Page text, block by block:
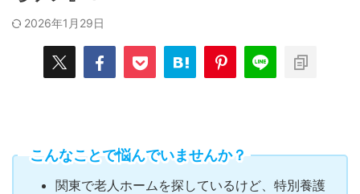
2026年1月29日
こんなことで悩んでいませんか？
関東で老人ホームを探しているけど、特別養護